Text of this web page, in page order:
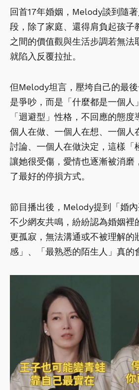
回首17年婚姻，Melody談到隨
段，除了家庭、還得肩負起孩子
之間的價值觀與生活步調若無法
就陷入反覆拉扯。
但Melody坦言，壓垮自己的最
是爭吵，而是「什麼都是一個人
「迴避型」性格，不回應的態
個人在做、一個人在想、一個人
討論、一個人在做決定，這樣「
讓她很受傷，愛情也逐漸被消磨
了最好的停損方式。
節目播出後，Melody提到「婚
不少網友共鳴，紛紛認為婚姻裡
更孤寂，無法溝通或不被理解的
感」、「最熟悉的陌生人」真的